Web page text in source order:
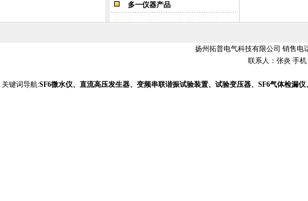
多一仪器产品
扬州拓普电气科技有限公司 销售电
联系人：张炎 手
关键词导航:SF6微水仪、直流高压发生器、变频串联谐振试验装置、试验变压器、SF6气体检漏